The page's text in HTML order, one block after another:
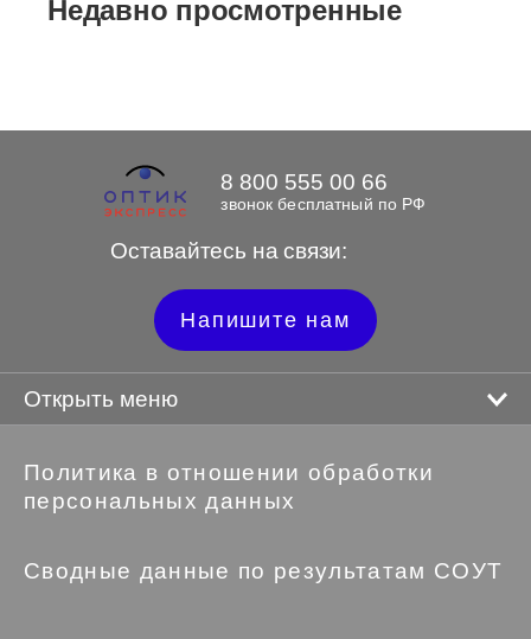
Недавно просмотренные
Оставайтесь на связи:
8 800 555 00 66
звонок бесплатный по РФ
Напишите нам
Открыть меню
Политика в отношении обработки
персональных данных
Сводные данные по результатам СОУТ